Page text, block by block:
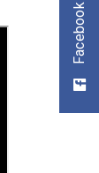
Facebook